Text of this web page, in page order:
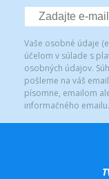
Vaše osobné údaje
účelom v súlade s
osobných údajov.
pošleme na váš
písomne, emailom
informačného emailu.